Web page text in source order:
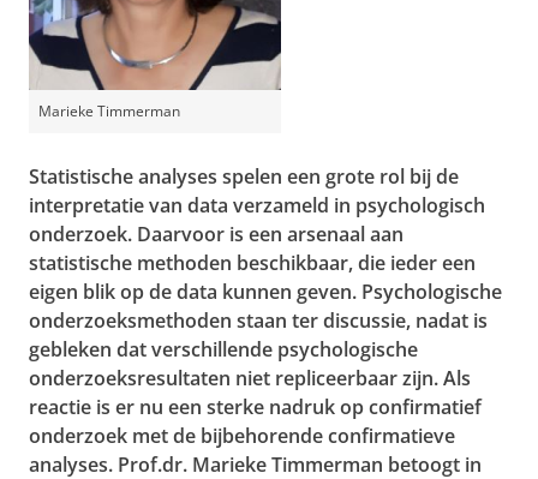
Marieke Timmerman
Statistische analyses spelen een grote rol bij de
interpretatie van data verzameld in psychologisch
onderzoek. Daarvoor is een arsenaal aan
statistische methoden beschikbaar, die ieder een
eigen blik op de data kunnen geven. Psychologische
onderzoeksmethoden staan ter discussie, nadat is
gebleken dat verschillende psychologische
onderzoeksresultaten niet repliceerbaar zijn. Als
reactie is er nu een sterke nadruk op confirmatief
onderzoek met de bijbehorende confirmatieve
analyses. Prof.dr. Marieke Timmerman betoogt in